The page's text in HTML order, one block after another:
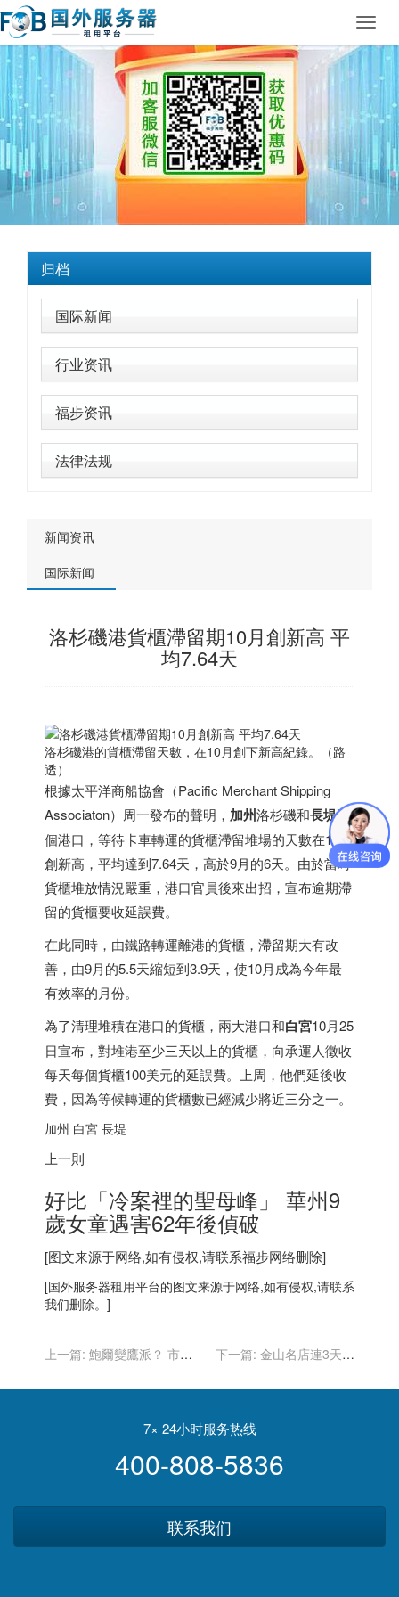
归档
国际新闻
行业资讯
福步资讯
法律法规
新闻资讯
国际新闻
洛杉磯港貨櫃滯留期10月創新高 平
均7.64天
洛杉磯港的貨櫃滯留天數，在10月創下新高紀錄。（路
透）
根據太平洋商船協會（Pacific Merchant Shipping
Associaton）周一發布的聲明， 加州洛杉磯和長堤兩
個港口，等待卡車轉運的貨櫃滯留堆場的天數在10月
創新高，平均達到7.64天，高於9月的6天。由於當時
貨櫃堆放情況嚴重，港口官員後來出招，宣布逾期滯
留的貨櫃要收延誤費。
在此同時，由鐵路轉運離港的貨櫃，滯留期大有改
善，由9月的5.5天縮短到3.9天，使10月成為今年最
有效率的月份。
為了清理堆積在港口的貨櫃，兩大港口和白宮10月25
日宣布，對堆港至少三天以上的貨櫃，向承運人徵收
每天每個貨櫃100美元的延誤費。上周，他們延後收
費，因為等候轉運的貨櫃數已經減少將近三分之一。
加州 白宮 長堤
上一則
好比「冷案裡的聖母峰」 華州9
歲女童遇害62年後偵破
[图文来源于网络,如有侵权,请联系福步网络删除]
[国外服务器租用平台的图文来源于网络,如有侵权,请联系
我们删除。]
上一篇: 鮑爾變鷹派？ 市
下一篇: 金山名店連3天遭
竊盜天堂？
7× 24小时服务热线
400-808-5836
联系我们